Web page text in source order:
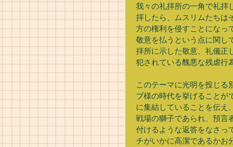
我々の礼拝所の一角で礼拝
拝したら、ムスリムたちは
方の権利を侵すことになっ
敬意を払うという点に関し
拝所に示した敬意、礼儀正
犯されている醜悪な残虐行
このテーマに光明を投じる
ブ様の時代を挙げることが
に集結していることを伝え
戦場の獅子であられ、預言
付けるような返答をなさっ
チがいかに高潔であるかお